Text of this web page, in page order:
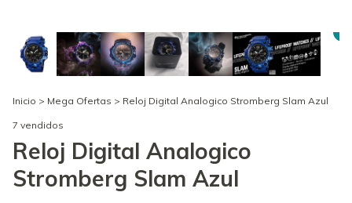
Inicio > Mega Ofertas > Reloj Digital Analogico Stromberg Slam Azul
7 vendidos
Reloj Digital Analogico
Stromberg Slam Azul